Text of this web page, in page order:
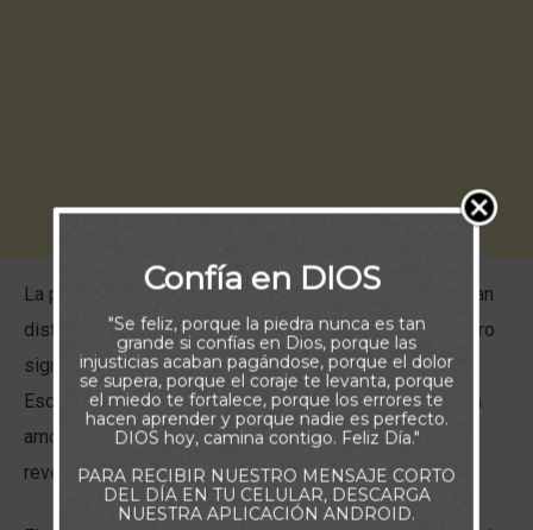
La palabra “amor” ha sido tan usada y, muchas veces, tan
distorsionada, que para algunos ha perdido su verdadero
significado. Sin embargo, el amor del que habla la
Escritura —elágape — es completamente distinto. Es un
amor perfecto, desinteresado, perdonador y sacrificial,
revelado plenamente en Jesucristo.
Confía en DIOS
"Se feliz, porque la piedra nunca es tan
grande si confías en Dios, porque las
injusticias acaban pagándose, porque el dolor
se supera, porque el coraje te levanta, porque
el miedo te fortalece, porque los errores te
hacen aprender y porque nadie es perfecto.
DIOS hoy, camina contigo. Feliz Día."
PARA RECIBIR NUESTRO MENSAJE CORTO
DEL DÍA EN TU CELULAR, DESCARGA
NUESTRA APLICACIÓN ANDROID.